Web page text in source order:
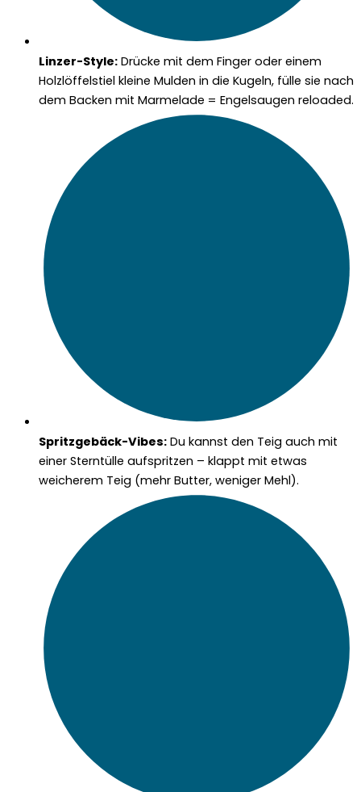
Linzer-Style: Drücke mit dem Finger oder einem
Holzlöffelstiel kleine Mulden in die Kugeln, fülle sie nach
dem Backen mit Marmelade = Engelsaugen reloaded.
Spritzgebäck-Vibes: Du kannst den Teig auch mit
einer Sterntülle aufspritzen – klappt mit etwas
weicherem Teig (mehr Butter, weniger Mehl).